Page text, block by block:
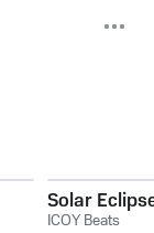
Solar
ICOY Beats